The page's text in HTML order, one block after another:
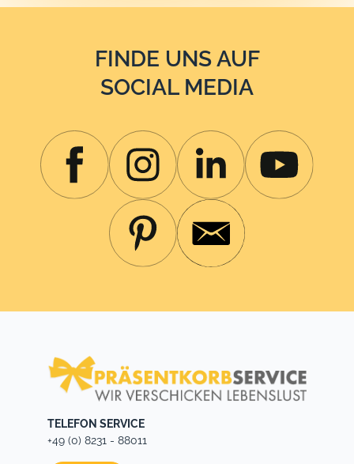
FINDE UNS AUF
SOCIAL MEDIA
TELEFON SERVICE
+49 (0) 8231 - 88011